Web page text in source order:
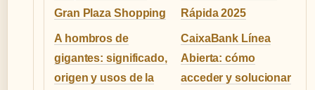
Gran Plaza Shopping
Rápida 2025
A hombros de
gigantes: significado,
origen y usos de la
CaixaBank Línea
Abierta: cómo
acceder y solucionar